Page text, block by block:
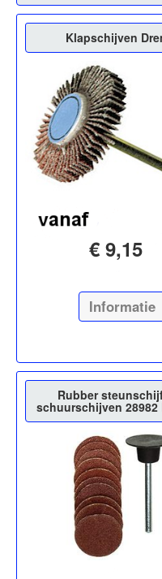
Klapschijven
€ 9,15
Informatie
Rubber
schuurschijven 28982